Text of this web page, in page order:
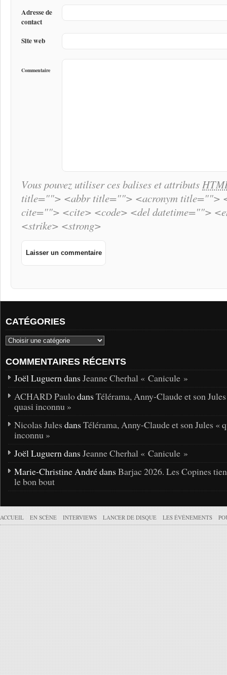
Adresse de
contact
Site web
Commentaire
Vous pouvez utiliser ces balises et attributs
title=""> <abbr title=""> <acronym title="">
cite=""> <cite> <code> <del datetime="">
<strike> <strong>
CATÉGORIES
COMMENTAIRES RÉCENTS
Joël Luguern dans Jeanne Cherhal « Canicule »
ACHARD Paulodans Télérama, Anny-Claude et son
quasi inconnu »
Nicolas Jules dans Télérama, Anny-Claude et son Jules «
inconnu »
Joël Luguern dans Jeanne Cherhal « Canicule »
Marie-Christine André dans Barjac 2026. Les Copines
le bon bout
ACCUEIL EN SCÈNE INTERVIEWS LANCER DE DISQUE LES ÉVÉNEMENTS